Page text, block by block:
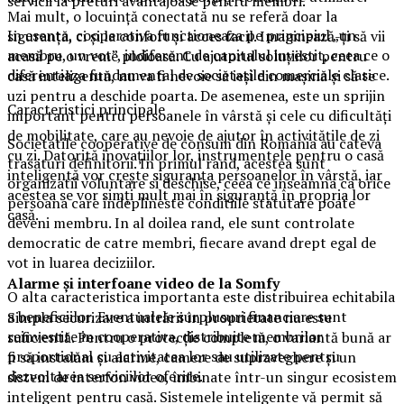
Mai mult, o locuință conectată nu se referă doar la
siguranță, ci și la confort și acces facil. Imaginează-ți să vii
acasă pe o vreme ploioasă. Cu ajutorul soluțiilor pentru
casă inteligentă, nu va fi nevoie să ieși din mașină și să te
uzi pentru a deschide poarta. De asemenea, este un sprijin
important pentru persoanele în vârstă și cele cu dificultăți
de mobilitate, care au nevoie de ajutor în activitățile de zi
cu zi. Datorită inovațiilor lor, instrumentele pentru o casă
inteligentă vor crește siguranța persoanelor în vârstă, iar
acestea se vor simți mult mai în siguranță în propria lor
casă.
Alarme și interfoane video de la Somfy
Simpla securizare a intrării în proprietate nu este
suficientă. Pentru o protecție completă, o variantă bună ar
fi să instalăm și alarme, camere de supraveghere și un
sistem de interfon video, îmbinate într-un singur ecosistem
inteligent pentru casă. Sistemele inteligente vă permit să
In esenta, cooperativa functioneaza pe principiul „un
membru, un vot”, indiferent de capitalul investit, ceea ce o
diferentiaza fundamental de societatile comerciale clasice.
Caracteristici principale
Societatile cooperative de consum din Romania au cateva
trasaturi definitorii. In primul rand, acestea sunt
organizatii voluntare si deschise, ceea ce inseamna ca orice
persoana care indeplineste conditiile statutare poate
deveni membru. In al doilea rand, ele sunt controlate
democratic de catre membri, fiecare avand drept egal de
vot in luarea deciziilor.
O alta caracteristica importanta este distribuirea echitabila
a beneficiilor. Eventualele surplusuri financiare sunt
reinvestite in cooperativa, distribuite membrilor
proportional cu activitatea lor sau utilizate pentru
dezvoltarea serviciilor oferite.